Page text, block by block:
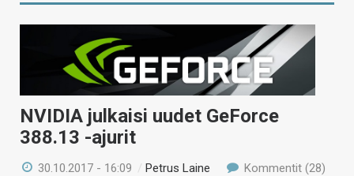
NVIDIA julkaisi uudet GeForce
388.13 -ajurit
30.10.2017 - 16:09 /Petrus Laine Kommentit (28)